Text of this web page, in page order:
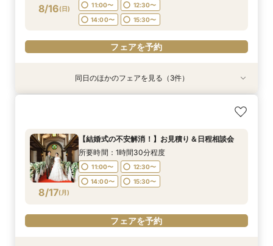
フェアを予約
フェアを予約
フェアを予約
8/16(日) 11:00〜
12:30〜
14:00〜
15:30〜
フェアを予約
8/16(日)
【期間限定】50％OFF★チャペルフォトキャン
14:00〜
15:30〜
フェアを予約
8/16(日)
【挙式＋会食が5万円OFF！】費用を抑えて叶え
14:00〜
15:30〜
フェアを予約
8/16(日)
11:00〜
12:30〜
14:00〜
15:30〜
フェアを予約
同日のほかのフェアを見る（3件）
8/17(月)
【結婚式の不安解消！】お見積り＆日程相談会
所要時間：1時間30分程度
11:00〜
12:30〜
14:00〜
15:30〜
フェアを予約